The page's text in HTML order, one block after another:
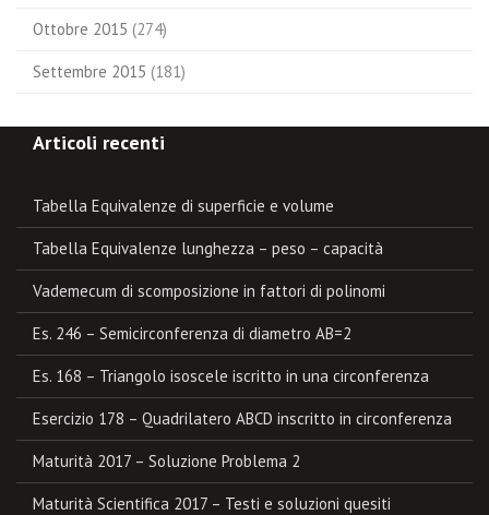
Ottobre 2015 (274)
Settembre 2015 (181)
Articoli recenti
Tabella Equivalenze di superficie e volume
Tabella Equivalenze lunghezza – peso – capacità
Vademecum di scomposizione in fattori di polinomi
Es. 246 – Semicirconferenza di diametro AB=2
Es. 168 – Triangolo isoscele iscritto in una circonferenza
Esercizio 178 – Quadrilatero ABCD inscritto in circonferenza
Maturità 2017 – Soluzione Problema 2
Maturità Scientifica 2017 – Testi e soluzioni quesiti